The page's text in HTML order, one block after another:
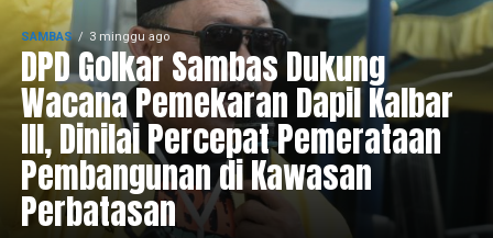
SAMBAS 3 minggu ago
DPD Golkar Sambas Dukung
Wacana Pemekaran Dapil Kalbar
III, Dinilai Percepat Pemerataan
Pembangunan di Kawasan
Perbatasan